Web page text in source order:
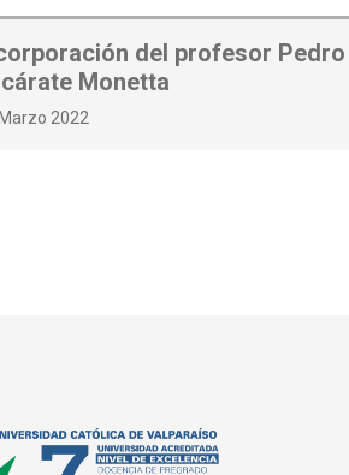
del profesor Pedro
Monetta
2022